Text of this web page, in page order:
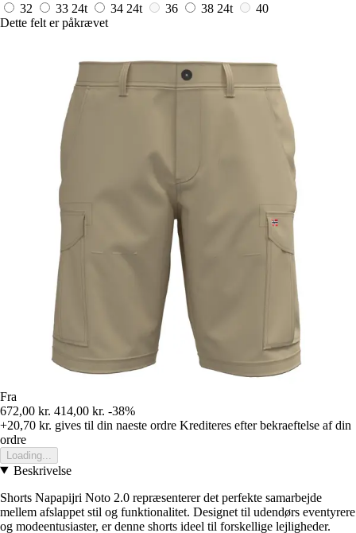
32
33 24t 34 24t 36 38 24t
40
Dette felt er påkrævet
Fra
672,00 kr. 414,00 kr. -38%
+20,70 kr. gives til din naeste ordre Krediteres efter bekraeftelse af din
ordre
Loading...
Beskrivelse
Shorts Napapijri Noto 2.0 repræsenterer det perfekte samarbejde
mellem afslappet stil og funktionalitet. Designet til udendørs eventyrere
og modeentusiaster, er denne shorts ideel til forskellige lejligheder.